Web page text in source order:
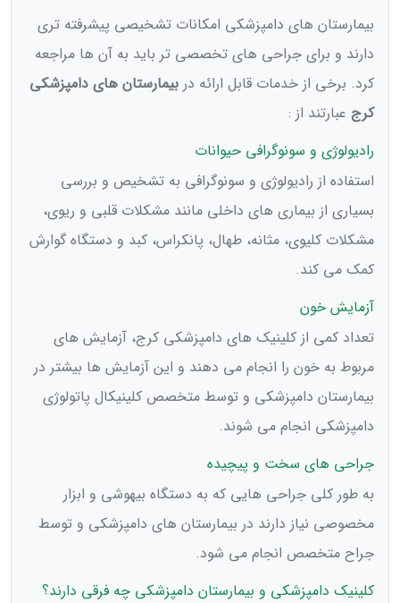
بیمارستان های دامپزشکی امکانات تشخیصی پیشرفته تری
دارند و برای جراحی های تخصصی تر باید به آن ها مراجعه
کرد. برخی از خدمات قابل ارائه در بیمارستان های دامپزشکی
کرج عبارتند از :
رادیولوژی و سونوگرافی حیوانات
استفاده از رادیولوژی و سونوگرافی به تشخیص و بررسی
بسیاری از بیماری های داخلی مانند مشکلات قلبی و ریوی،
مشکلات کلیوی، مثانه، طهال، پانکراس، کبد و دستگاه گوارش
کمک می کند.
آزمایش خون
تعداد کمی از کلینیک های دامپزشکی کرج، آزمایش های
مربوط به خون را انجام می دهند و این آزمایش ها بیشتر در
بیمارستان دامپزشکی و توسط متخصص کلینیکال پاتولوژی
دامپزشکی انجام می شوند.
جراحی های سخت و پیچیده
به طور کلی جراحی هایی که به دستگاه بیهوشی و ابزار
مخصوصی نیاز دارند در بیمارستان های دامپزشکی و توسط
جراح متخصص انجام می شود.
کلینیک دامپزشکی و بیمارستان دامپزشکی چه فرقی دارند؟